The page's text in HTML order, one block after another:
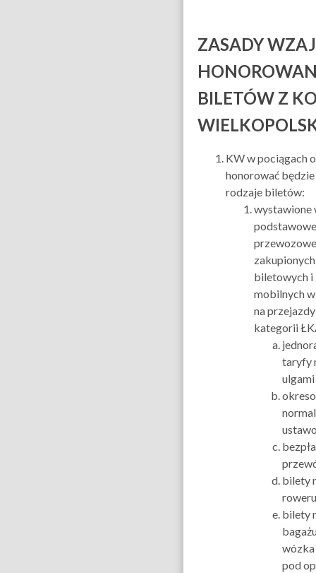
ZASADY
BILETÓW Z
KW w pociągach
honorować
rodzaje biletów:
wystawione
biletowych i
mobilnych
na
kategorii
taryfy
bilety
bilety
pod